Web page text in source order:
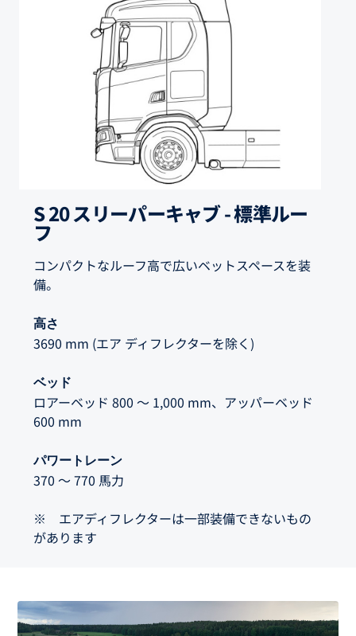
S 20 スリーパーキャブ - 標準ルー
フ
コンパクトなルーフ高で広いベットスペースを装
備。
高さ
3690 mm (エア ディフレクターを除く)
ベッド
ロアーベッド 800 ～ 1,000 mm、アッパーベッド
600 mm
パワートレーン
370 ～ 770 馬力
※ エアディフレクターは一部装備できないもの
があります